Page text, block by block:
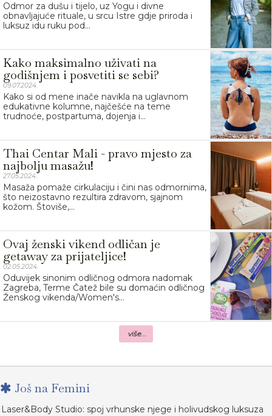
Odmor za dušu i tijelo, uz Yogu i divne
obnavljajuće rituale, u srcu Istre gdje priroda i
luksuz idu ruku pod...
Kako maksimalno uživati na
godišnjem i posvetiti se sebi?
09.07.2024.
Kako si od mene inače navikla na uglavnom
edukativne kolumne, najčešće na teme
trudnoće, postpartuma, dojenja i...
Thai Centar Mali - pravo mjesto za
najbolju masažu!
27.05.2024.
Masaža pomaže cirkulaciju i čini nas odmornima,
što neizostavno rezultira zdravom, sjajnom
kožom. Štoviše,...
Ovaj ženski vikend odličan je
getaway za prijateljice!
02.05.2024.
Oduvijek sinonim odličnog odmora nadomak
Zagreba, Terme Čatež bile su domaćin odličnog
Ženskog vikenda/Women's...
više...
Još na Femini
Laser&Body Studio: spoj vrhunske njege i holivudskog luksuza